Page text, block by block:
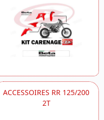
ACCESSOIRES RR 125/200
2T